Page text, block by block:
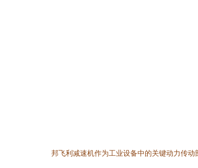
邦飞利减速机作为工业设备中的关键动力传